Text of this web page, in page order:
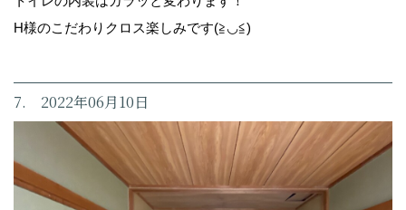
H様のこだわりクロス楽しみです(≧◡≦)
7. 2022年06月10日